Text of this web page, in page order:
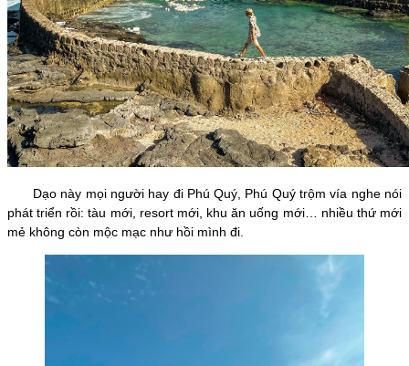
Dạo này mọi người hay đi Phú Quý, Phú Quý trộm vía nghe nói
phát triển rồi: tàu mới, resort mới, khu ăn uống mới… nhiều thứ mới
mẻ không còn mộc mạc như hồi mình đi.